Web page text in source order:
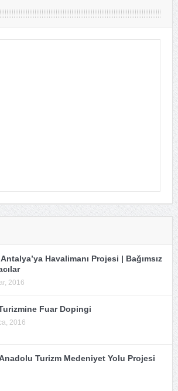
Antalya’ya Havalimanı Projesi | Bağımsız
2016
Fuar Dopingi
2016
Turizm Medeniyet Yolu Projesi